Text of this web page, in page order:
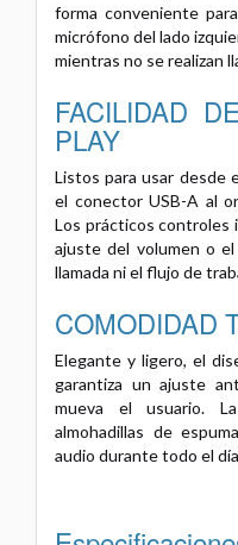
forma conveniente
micrófono del lado
mientras no se realizan
FACILIDAD
PLAY
Listos para usar desde
el conector USB-A al
Los prácticos controles
ajuste del volumen o
llamada ni el flujo de
COMODIDAD
Elegante y ligero, el
garantiza un ajuste
mueva el usuario.
almohadillas de
audio durante todo el